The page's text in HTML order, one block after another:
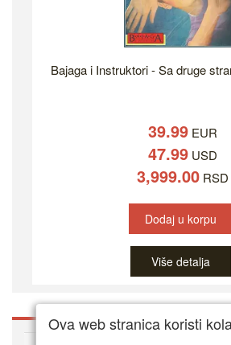
Bajaga i Instruktori - Sa druge
39.99EUR
47.99USD
3,999.00RSD
Dodaj u korpu
Više detalja
Ova web stranica koristi